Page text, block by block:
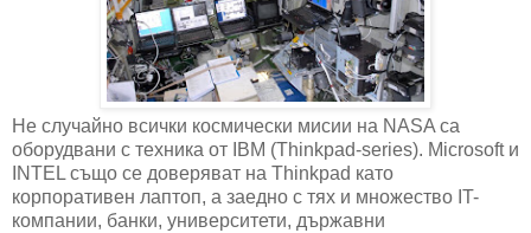
Не случайно всички космически мисии на NASA са
оборудвани с техника от IBM (Thinkpad-series). Microsoft и
INTEL също се доверяват на Thinkpad като
корпоративен лаптоп, а заедно с тях и множество IT-
компании, банки, университети, държавни